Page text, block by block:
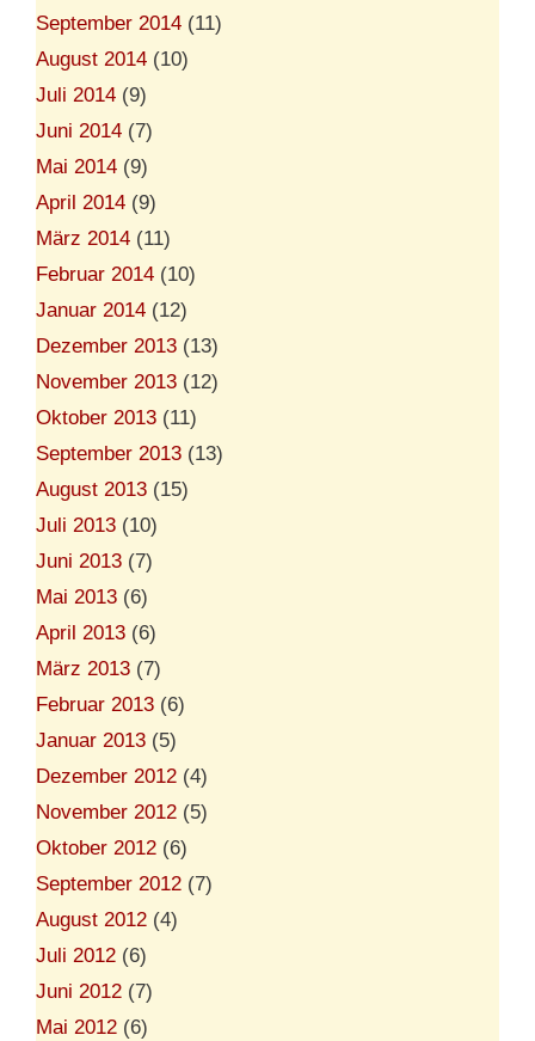
September 2014 (11)
August 2014 (10)
Juli 2014 (9)
Juni 2014 (7)
Mai 2014 (9)
April 2014 (9)
März 2014 (11)
Februar 2014 (10)
Januar 2014 (12)
Dezember 2013 (13)
November 2013 (12)
Oktober 2013 (11)
September 2013 (13)
August 2013 (15)
Juli 2013 (10)
Juni 2013 (7)
Mai 2013 (6)
April 2013 (6)
März 2013 (7)
Februar 2013 (6)
Januar 2013 (5)
Dezember 2012 (4)
November 2012 (5)
Oktober 2012 (6)
September 2012 (7)
August 2012 (4)
Juli 2012 (6)
Juni 2012 (7)
Mai 2012 (6)